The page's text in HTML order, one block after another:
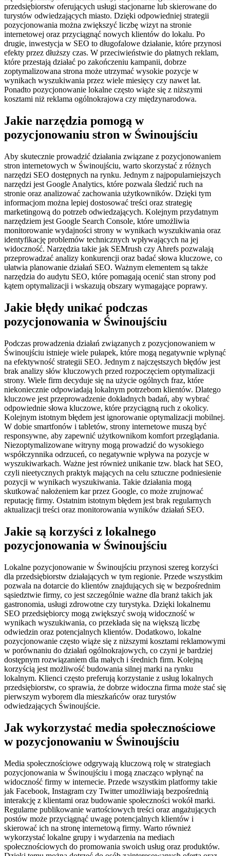
przedsiębiorstw oferujących usługi stacjonarne lub skierowane do
turystów odwiedzających miasto. Dzięki odpowiedniej strategii
pozycjonowania można zwiększyć liczbę wizyt na stronie
internetowej oraz przyciągnąć nowych klientów do lokalu. Po
drugie, inwestycja w SEO to długofalowe działanie, które przynosi
efekty przez dłuższy czas. W przeciwieństwie do płatnych reklam,
które przestają działać po zakończeniu kampanii, dobrze
zoptymalizowana strona może utrzymać wysokie pozycje w
wynikach wyszukiwania przez wiele miesięcy czy nawet lat.
Ponadto pozycjonowanie lokalne często wiąże się z niższymi
kosztami niż reklama ogólnokrajowa czy międzynarodowa.
Jakie narzędzia pomogą w
pozycjonowaniu stron w Świnoujściu
Aby skutecznie prowadzić działania związane z pozycjonowaniem
stron internetowych w Świnoujściu, warto skorzystać z różnych
narzędzi SEO dostępnych na rynku. Jednym z najpopularniejszych
narzędzi jest Google Analytics, które pozwala śledzić ruch na
stronie oraz analizować zachowania użytkowników. Dzięki tym
informacjom można lepiej dostosować treści oraz strategię
marketingową do potrzeb odwiedzających. Kolejnym przydatnym
narzędziem jest Google Search Console, które umożliwia
monitorowanie wydajności strony w wynikach wyszukiwania oraz
identyfikację problemów technicznych wpływających na jej
widoczność. Narzędzia takie jak SEMrush czy Ahrefs pozwalają
przeprowadzać analizy konkurencji oraz badać słowa kluczowe, co
ułatwia planowanie działań SEO. Ważnym elementem są także
narzędzia do audytu SEO, które pomagają ocenić stan strony pod
kątem optymalizacji i wskazują obszary wymagające poprawy.
Jakie błędy unikać podczas
pozycjonowania w Świnoujściu
Podczas prowadzenia działań związanych z pozycjonowaniem w
Świnoujściu istnieje wiele pułapek, które mogą negatywnie wpłynąć
na efektywność strategii SEO. Jednym z najczęstszych błędów jest
brak analizy słów kluczowych przed rozpoczęciem optymalizacji
strony. Wiele firm decyduje się na użycie ogólnych fraz, które
niekoniecznie odpowiadają lokalnym potrzebom klientów. Dlatego
kluczowe jest przeprowadzenie dokładnych badań, aby wybrać
odpowiednie słowa kluczowe, które przyciągną ruch z okolicy.
Kolejnym istotnym błędem jest ignorowanie optymalizacji mobilnej.
W dobie smartfonów i tabletów, strony internetowe muszą być
responsywne, aby zapewnić użytkownikom komfort przeglądania.
Niezoptymalizowane witryny mogą prowadzić do wysokiego
współczynnika odrzuceń, co negatywnie wpływa na pozycje w
wyszukiwarkach. Ważne jest również unikanie tzw. black hat SEO,
czyli nieetycznych praktyk mających na celu sztuczne podniesienie
pozycji w wynikach wyszukiwania. Takie działania mogą
skutkować nałożeniem kar przez Google, co może zrujnować
reputację firmy. Ostatnim istotnym błędem jest brak regularnych
aktualizacji treści oraz monitorowania wyników działań SEO.
Jakie są korzyści z lokalnego
pozycjonowania w Świnoujściu
Lokalne pozycjonowanie w Świnoujściu przynosi szereg korzyści
dla przedsiębiorstw działających w tym regionie. Przede wszystkim
pozwala na dotarcie do klientów znajdujących się w bezpośrednim
sąsiedztwie firmy, co jest szczególnie ważne dla branż takich jak
gastronomia, usługi zdrowotne czy turystyka. Dzięki lokalnemu
SEO przedsiębiorcy mogą zwiększyć swoją widoczność w
wynikach wyszukiwania, co przekłada się na większą liczbę
odwiedzin oraz potencjalnych klientów. Dodatkowo, lokalne
pozycjonowanie często wiąże się z niższymi kosztami reklamowymi
w porównaniu do działań ogólnokrajowych, co czyni je bardziej
dostępnym rozwiązaniem dla małych i średnich firm. Kolejną
korzyścią jest możliwość budowania silnej marki na rynku
lokalnym. Klienci często preferują korzystanie z usług lokalnych
przedsiębiorstw, co sprawia, że dobrze widoczna firma może stać się
pierwszym wyborem dla mieszkańców oraz turystów
odwiedzających Świnoujście.
Jak wykorzystać media społecznościowe
w pozycjonowaniu w Świnoujściu
Media społecznościowe odgrywają kluczową rolę w strategiach
pozycjonowania w Świnoujściu i mogą znacząco wpłynąć na
widoczność firmy w internecie. Przede wszystkim platformy takie
jak Facebook, Instagram czy Twitter umożliwiają bezpośrednią
interakcję z klientami oraz budowanie społeczności wokół marki.
Regularne publikowanie wartościowych treści oraz angażujących
postów może przyciągnąć uwagę potencjalnych klientów i
skierować ich na stronę internetową firmy. Warto również
wykorzystać lokalne grupy i wydarzenia na mediach
społecznościowych do promowania swoich usług oraz produktów.